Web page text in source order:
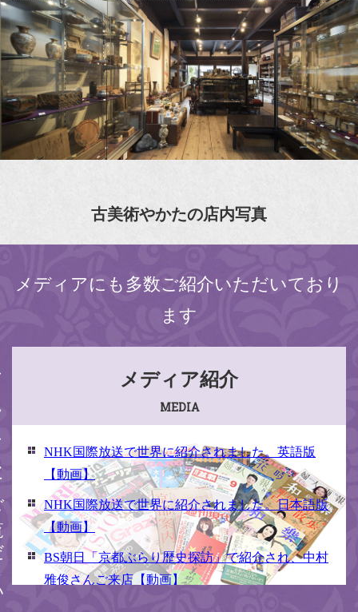
古美術やかたの店内写真
メディアにも多数ご紹介いただいており
ます
い メディア紹介
MEDIA
NHK国際放送で世界に紹介されました。英語版
【動画】
NHK国際放送で世界に紹介されました。日本語版
【動画】
BS朝日「京都ぶらり歴史探訪」で紹介され、中村
雅俊さんご来店【動画】